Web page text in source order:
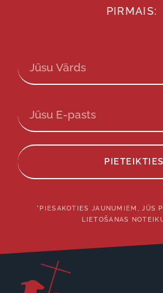
PIRMAIS:
PIETEIKTIES
*PIESAKOTIES JAUNUMIEM, JŪS
LIETOŠANAS